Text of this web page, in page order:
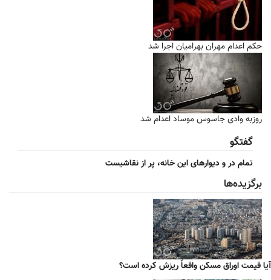
حکم اعدام مهران بهرامیان اجرا شد
روزبه وادی جاسوس موساد اعدام شد
گفتگو
تمام در و دیوارهای این خانه، پر از نقاشیست
برگزیده‌ها
آیا قیمت اوراق مسکن واقعاً ریزش کرده است؟